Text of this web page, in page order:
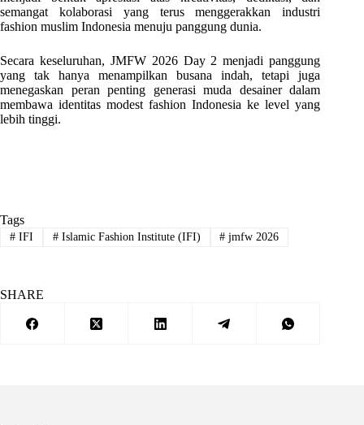
semangat kolaborasi yang terus menggerakkan industri
fashion muslim Indonesia menuju panggung dunia.
Secara keseluruhan, JMFW 2026 Day 2 menjadi panggung
yang tak hanya menampilkan busana indah, tetapi juga
menegaskan peran penting generasi muda desainer dalam
membawa identitas modest fashion Indonesia ke level yang
lebih tinggi.
Tags
#IFI #Islamic Fashion Institute (IFI) # jmfw 2026
SHARE